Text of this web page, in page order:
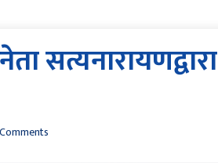
सत्यनारायणद्वारा